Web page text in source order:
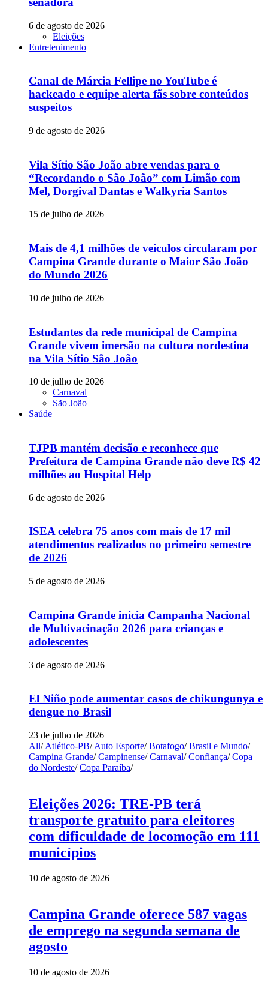
6 de agosto de 2026
Eleições
Entretenimento
Canal de Márcia Fellipe no YouTube é
hackeado e equipe alerta fãs sobre conteúdos
suspeitos
9 de agosto de 2026
Vila Sítio São João abre vendas para o
“Recordando o São João” com Limão com
Mel, Dorgival Dantas e Walkyria Santos
15 de julho de 2026
Mais de 4,1 milhões de veículos circularam por
Campina Grande durante o Maior São João
do Mundo 2026
10 de julho de 2026
Estudantes da rede municipal de Campina
Grande vivem imersão na cultura nordestina
na Vila Sítio São João
10 de julho de 2026
Carnaval
São João
Saúde
TJPB mantém decisão e reconhece que
Prefeitura de Campina Grande não deve R$ 42
milhões ao Hospital Help
6 de agosto de 2026
ISEA celebra 75 anos com mais de 17 mil
atendimentos realizados no primeiro semestre
de 2026
5 de agosto de 2026
Campina Grande inicia Campanha Nacional
de Multivacinação 2026 para crianças e
adolescentes
3 de agosto de 2026
El Niño pode aumentar casos de chikungunya e
dengue no Brasil
23 de julho de 2026
All/ Atlético-PB/ Auto Esporte/ Botafogo/ Brasil e Mundo/
Campina Grande/ Campinense/ Carnaval/ Confiança/ Copa
do Nordeste/ Copa Paraíba/
Eleições 2026: TRE-PB terá
transporte gratuito para eleitores
com dificuldade de locomoção em 111
municípios
10 de agosto de 2026
Campina Grande oferece 587 vagas
de emprego na segunda semana de
agosto
10 de agosto de 2026